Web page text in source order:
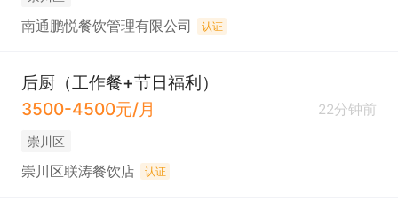
南通鹏悦餐饮管理有限公司 认证
后厨（工作餐+节日福利）
3500-4500元/月
22分钟前
崇川区
崇川区联涛餐饮店 认证